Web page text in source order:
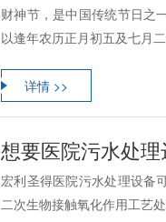
财神节，是中国传统节日之
以逢年农历正月初五及七月
详情 >>
想要医院污水处理
宏利圣得医院污水处理设备
二次生物接触氧化作用工艺